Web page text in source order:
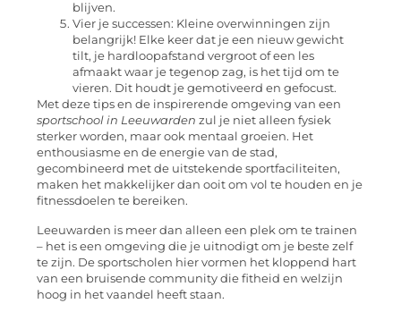
blijven.
Vier je successen: Kleine overwinningen zijn
belangrijk! Elke keer dat je een nieuw gewicht
tilt, je hardloopafstand vergroot of een les
afmaakt waar je tegenop zag, is het tijd om te
vieren. Dit houdt je gemotiveerd en gefocust.
Met deze tips en de inspirerende omgeving van een
sportschool in Leeuwarden zul je niet alleen fysiek
sterker worden, maar ook mentaal groeien. Het
enthousiasme en de energie van de stad,
gecombineerd met de uitstekende sportfaciliteiten,
maken het makkelijker dan ooit om vol te houden en je
fitnessdoelen te bereiken.
Leeuwarden is meer dan alleen een plek om te trainen
– het is een omgeving die je uitnodigt om je beste zelf
te zijn. De sportscholen hier vormen het kloppend hart
van een bruisende community die fitheid en welzijn
hoog in het vaandel heeft staan.